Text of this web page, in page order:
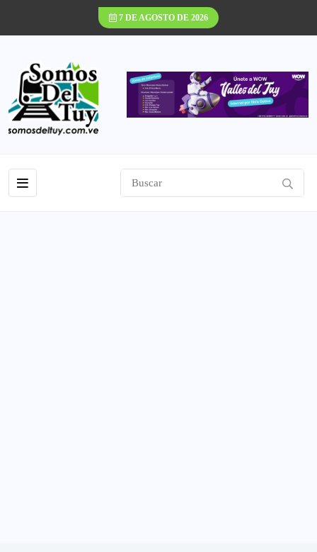
7 DE AGOSTO DE 2026